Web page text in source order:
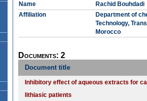
Name
Rachid Bouhdadi
Affiliation
Department of
Technology,
Morocco
Documents: 2
Document title
Inhibitory effect of aqueous extracts for
lithiasic patients